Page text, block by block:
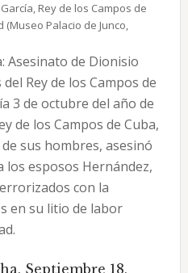
Rey de los Campos de
Palacio de Junco,
Asesinato de Dionisio
Rey de los Campos de
3 de octubre del año de
de los Campos de Cuba,
sus hombres, asesinó
los esposos Hernández,
con la
en su litio de labor
Septiembre 18,